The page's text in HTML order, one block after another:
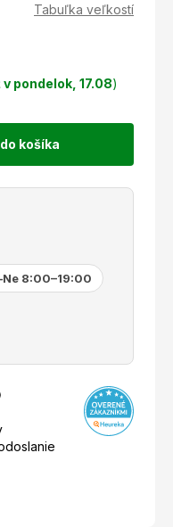
Tabuľka veľkostí
v pondelok, 17.08)
košíka
8:00–19:00